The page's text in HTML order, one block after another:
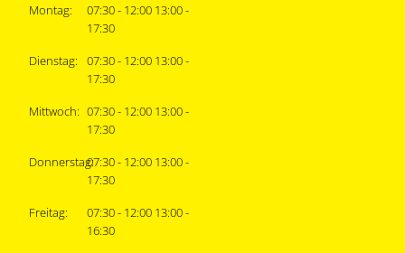
Montag:
07:30 - 12:00 13:00 -
17:30
Dienstag:
07:30 - 12:00 13:00 -
17:30
Mittwoch: 07:30 - 12:00 13:00 -
17:30
Donnerstag:07:30 - 12:00 13:00 -
17:30
Freitag:
07:30 - 12:00 13:00 -
16:30